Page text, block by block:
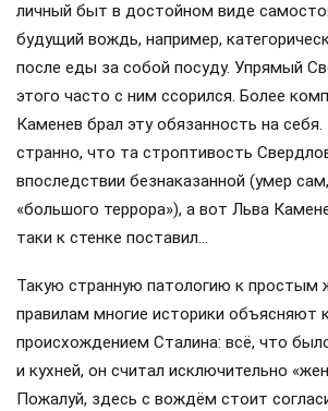
личный быт в достойном виде
будущий вождь, например,
после еды за собой посуду. Упрямый
этого часто с ним ссорился. Более
Каменев брал эту обязанность на
странно, что та строптивость
впоследствии безнаказанной (умер
«большого террора»), а вот Льва
таки к стенке поставил…
Такую странную патологию к простым
правилам многие историки объясняют
происхождением Сталина: всё, что
и кухней, он считал исключительно
Пожалуй, здесь с вождём стоит